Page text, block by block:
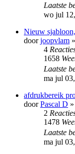
Laatste
wo jul
Nieuw
doorjoopvlam »
4
1658
Laatste
ma jul
afdrukbereik
doorPascal D »
2
1478
Laatste
ma jul